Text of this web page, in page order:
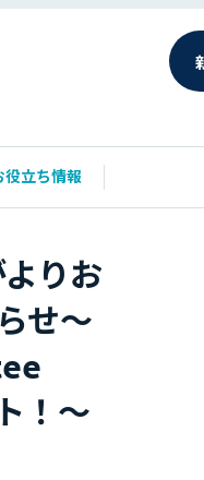
役立ち情報
りお
せ〜
！〜